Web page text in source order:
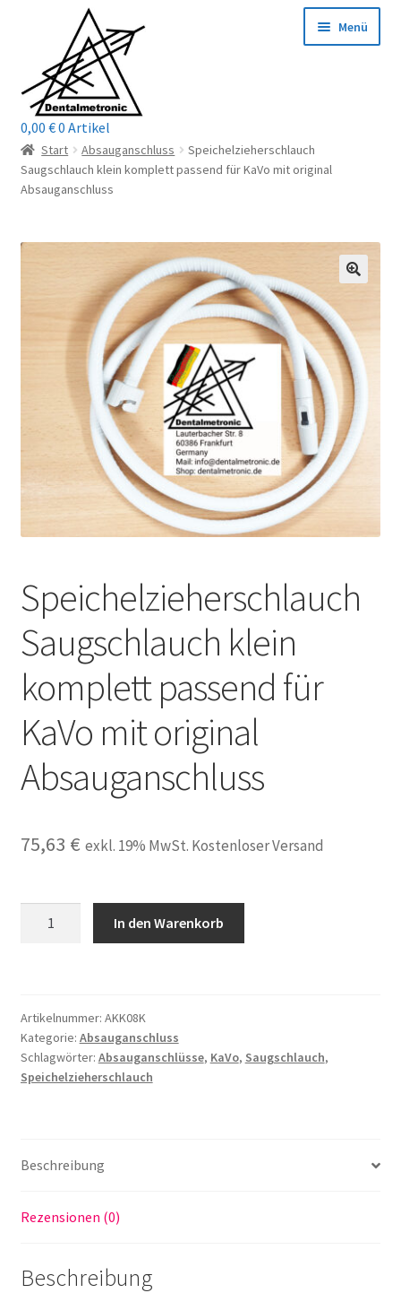
Navigation
springen
springen
Menü
Home
Shop
Reparaturservice
öffnen
Wichtige Infos
Unsere Firma
0,00 €0 Artikel
Start Absauganschluss
Speichelzieherschlauch
Saugschlauch klein komplett passend für KaVo mit original
Absauganschluss
Speichelzieherschlauch
Saugschlauch klein
komplett passend für
KaVo mit original
Absauganschluss
75,63 € exkl. 19% MwSt. Kostenloser Versand
für
KaVo
mit
In den Warenkorb
Artikelnummer: AKK08K
Kategorie: Absauganschluss
Schlagwörter: Absauganschlüsse, KaVo, Saugschlauch,
Speichelzieherschlauch
Beschreibung
Rezensionen (0)
Beschreibung